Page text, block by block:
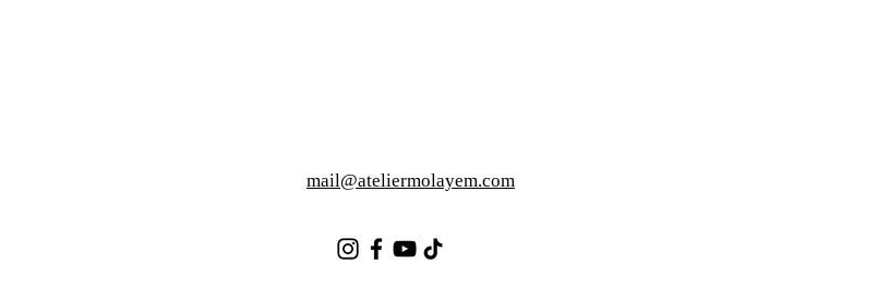
mail@ateliermolayem.com